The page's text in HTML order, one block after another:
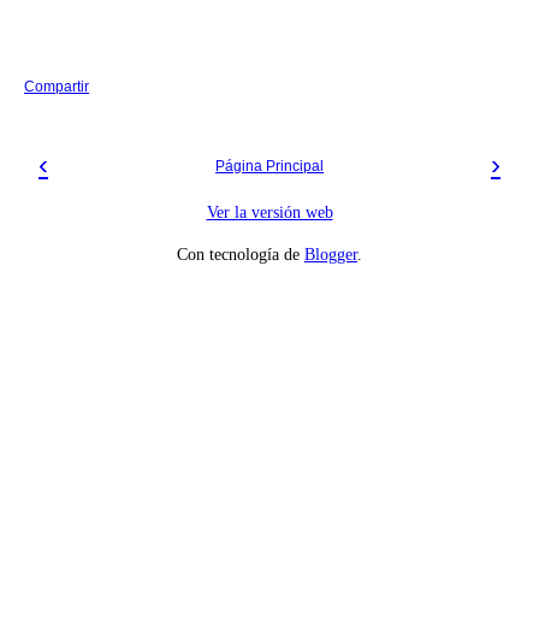
Compartir
‹ ›
Página Principal
Ver la versión web
Con tecnología de Blogger.